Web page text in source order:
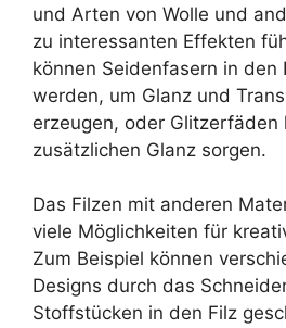
und Arten von Wolle und
zu interessanten Effekten
können Seidenfasern in den
werden, um Glanz und
erzeugen, oder Glitzerfäden
zusätzlichen Glanz sorgen.
Das Filzen mit anderen
viele Möglichkeiten für
Zum Beispiel können
Designs durch das
Stoffstücken in den Filz